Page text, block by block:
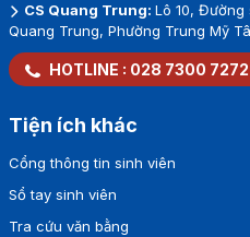
CS Quang Trung: Lô 10, Đường
Quang Trung, Phường Trung Mỹ
HOTLINE : 028 7300 7272
Tiện ích khác
Cổng thông tin sinh viên
Sổ tay sinh viên
Tra cứu văn bằng